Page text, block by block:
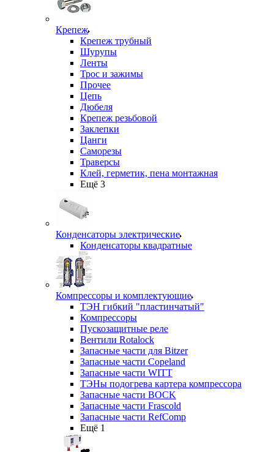
Крепеж
Крепеж трубный
Шурупы
Ленты
Трос и зажимы
Прочее
Цепь
Дюбеля
Крепеж резьбовой
Заклепки
Цанги
Саморезы
Траверсы
Клей, герметик, пена монтажная
Ещё 3
Конденсаторы электрические
Конденсаторы квадратные
Компрессоры и комплектующие
ТЭН гибкий "пластинчатый"
Компрессоры
Пускозащитные реле
Вентили Rotalock
Запасные части для Bitzer
Запасные части Copeland
Запасные части WITT
ТЭНы подогрева картера компрессора
Запасные части BOCK
Запасные части Frascold
Запасные части RefComp
Ещё 1